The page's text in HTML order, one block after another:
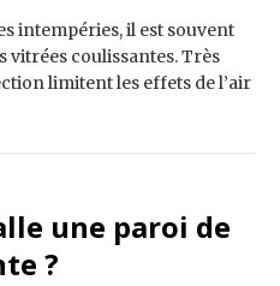
intempéries, il est souvent
vitrées coulissantes. Très
limitent les effets de l’air
une paroi de
?